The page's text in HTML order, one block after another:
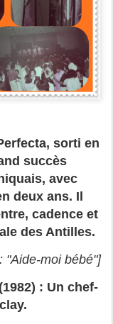
sorti en
succès
avec
deux ans. Il
cadence et
des Antilles.
"Aide-moi bébé"]
: Un chef-